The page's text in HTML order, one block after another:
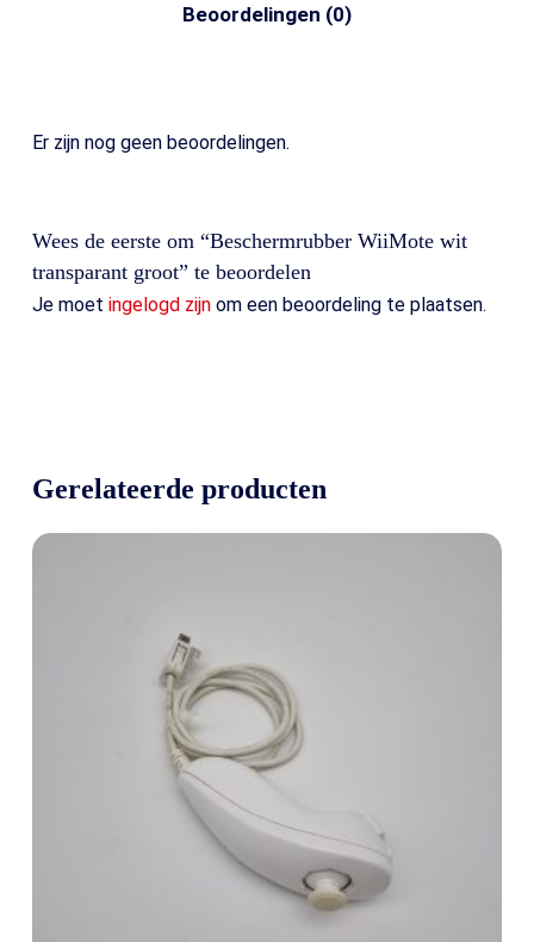
Beoordelingen (0)
Er zijn nog geen beoordelingen.
Wees de eerste om “Beschermrubber WiiMote wit
transparant groot” te beoordelen
Je moet ingelogd zijnom een beoordeling te plaatsen.
Gerelateerde producten